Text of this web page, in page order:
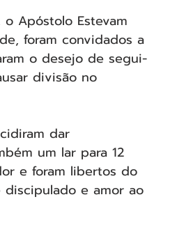
Apóstolo Estevam
foram convidados a
o desejo de segui-
divisão no
dar
um lar para 12
e foram libertos do
e amor ao